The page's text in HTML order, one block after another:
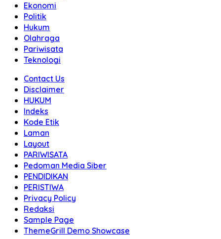
Ekonomi
Politik
Hukum
Olahraga
Pariwisata
Teknologi
Contact Us
Disclaimer
HUKUM
Indeks
Kode Etik
Laman
Layout
PARIWISATA
Pedoman Media Siber
PENDIDIKAN
PERISTIWA
Privacy Policy
Redaksi
Sample Page
ThemeGrill Demo Showcase